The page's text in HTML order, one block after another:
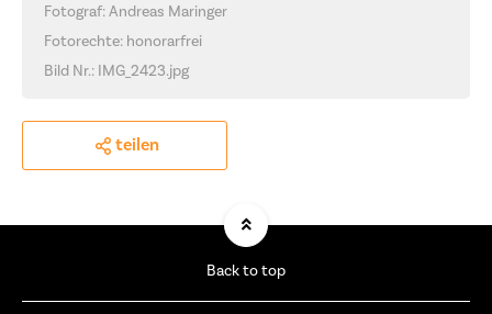
Fotograf: Andreas Maringer
Fotorechte: honorarfrei
Bild Nr.: IMG_2423.jpg
teilen
Back to top